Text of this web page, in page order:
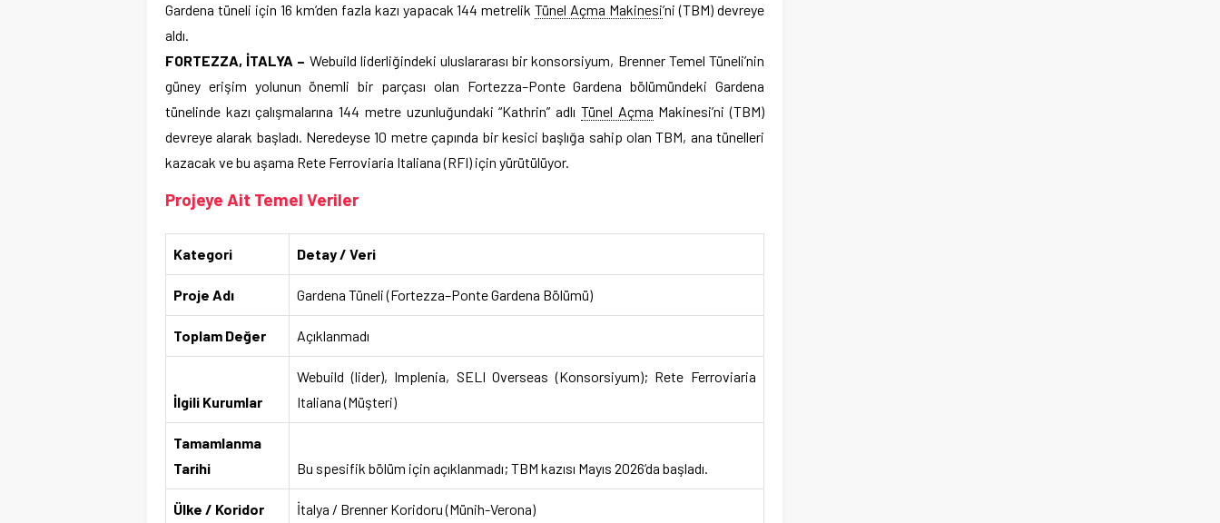
Gardena tüneli için 16 km’den fazla kazı yapacak 144 metrelikTünel Açma Makinesi’ni (TBM) devreye
aldı.
FORTEZZA, İTALYA – Webuild liderliğindeki uluslararası bir konsorsiyum, Brenner Temel Tüneli’nin
güney erişim yolunun önemli bir parçası olan Fortezza–Ponte Gardena bölümündeki Gardena
tünelinde kazı çalışmalarına 144 metre uzunluğundaki “Kathrin” adlı Tünel Açma Makinesi’ni (TBM)
devreye alarak başladı. Neredeyse 10 metre çapında bir kesici başlığa sahip olan TBM, ana tünelleri
kazacak ve bu aşama Rete Ferroviaria Italiana (RFI) için yürütülüyor.
Projeye Ait Temel Veriler
Kategori Detay / Veri
Proje Adı Gardena Tüneli (Fortezza–Ponte Gardena Bölümü)
Toplam Değer Açıklanmadı
İlgili Kurumlar
Webuild (lider), Implenia, SELI Overseas (Konsorsiyum); Rete Ferroviaria
Italiana (Müşteri)
Tamamlanma
Tarihi
Bu spesifik bölüm için açıklanmadı; TBM kazısı Mayıs 2026’da başladı.
Ülke / Koridor İtalya / Brenner Koridoru (Münih-Verona)